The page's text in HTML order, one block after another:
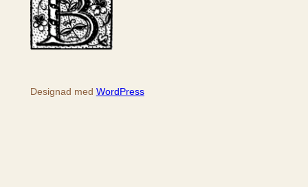
Designad med WordPress